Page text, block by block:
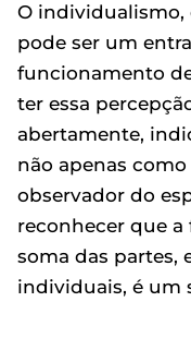
O individualismo,
pode ser um
funcionamento
ter essa
abertamente,
não apenas
observador do
reconhecer que
soma das partes,
individuais, é um